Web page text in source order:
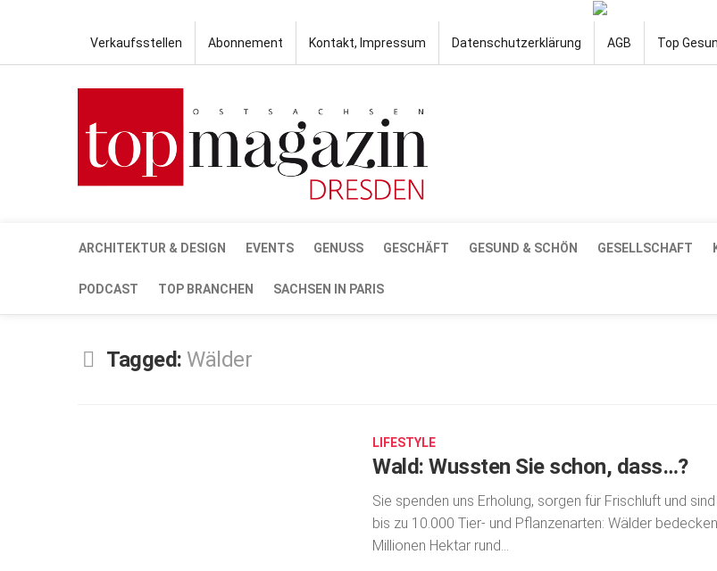
Verkaufsstellen Abonnement Kontakt, Impressum Datenschutzerklärung AGB Top
ARCHITEKTUR & DESIGN EVENTS GENUSS GESCHÄFT GESUND & SCHÖN GESELLSCHAFT
PODCAST TOP BRANCHEN SACHSEN IN PARIS
Tagged: Wälder
LIFESTYLE
Wald: Wussten Sie schon, dass…?
Sie spenden uns Erholung, sorgen für Frischluft und
bis zu 10.000 Tier- und Pflanzen­arten: Wälder
Millionen Hektar rund...